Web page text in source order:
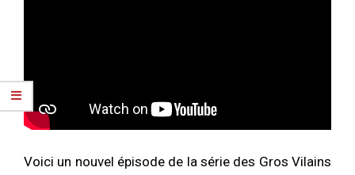
Voici un nouvel épisode de la série des Gros Vilains